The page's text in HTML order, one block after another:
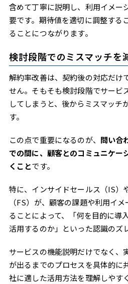
含めて丁寧に説明し、利用イメー
要です。期待値を適切に調整する
ることにつながります。
検討段階でのミスマッチを
解約率改善は、契約後の対応だけ
せん。そもそも検討段階でサービ
してしまうと、後からミスマッチ
す。
この点で重要になるのが、 問い合
での間に、顧客とのコミュニケー
くことです。
特に、インサイドセールス（IS）
（FS）が、顧客の課題や利用イ
ることによって、「何を目的に導
活用するのか」といった認識のズ
サービスの機能説明だけでなく、
が出るまでのプロセスを具体的に
社に適した活用方法を理解しやす